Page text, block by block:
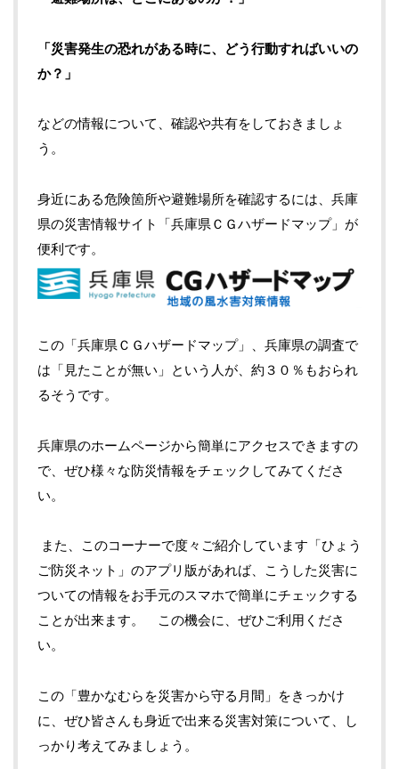
「災害発生の恐れがある時に、どう行動すればいいの
か？」
などの情報について、確認や共有をしておきましょ
う。
身近にある危険箇所や避難場所を確認するには、兵庫
県の災害情報サイト「兵庫県ＣＧハザードマップ」が
便利です。
この「兵庫県ＣＧハザードマップ」、兵庫県の調査で
は「見たことが無い」という人が、約３０％もおられ
るそうです。
兵庫県のホームページから簡単にアクセスできますの
で、ぜひ様々な防災情報をチェックしてみてくださ
い。
また、このコーナーで度々ご紹介しています「ひょう
ご防災ネット」のアプリ版があれば、こうした災害に
ついての情報をお手元のスマホで簡単にチェックする
ことが出来ます。 この機会に、ぜひご利用くださ
い。
この「豊かなむらを災害から守る月間」をきっかけ
に、ぜひ皆さんも身近で出来る災害対策について、し
っかり考えてみましょう。